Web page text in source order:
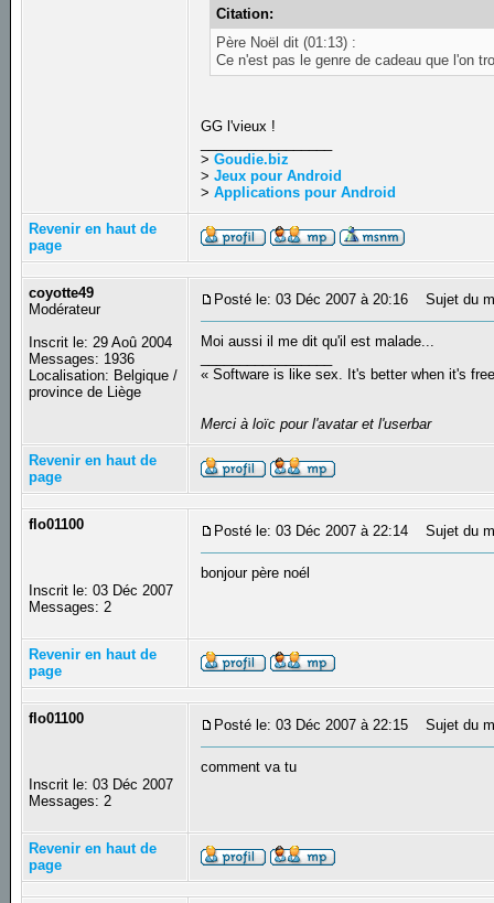
Citation:
Père Noël dit (01:13) :
Ce n'est pas le genre de cadeau que l'on
GG l'vieux !
>Goudie.biz
>Jeux pour Android
>Applications pour Android
Revenir en haut de
page
coyotte49
Modérateur
Inscrit le: 29 Aoû 2004
Messages: 1936
Localisation: Belgique /
province de Liège
Posté le: 03 Déc 2007 à 20:16 Sujet du
Moi aussi il me dit qu'il est malade...
« Software is like sex. It's better when it's
Merci à loïc pour l'avatar et l'userbar
Revenir en haut de
page
flo01100
Inscrit le: 03 Déc 2007
Messages: 2
Posté le: 03 Déc 2007 à 22:14 Sujet du
bonjour père noél
Revenir en haut de
page
flo01100
Inscrit le: 03 Déc 2007
Messages: 2
Posté le: 03 Déc 2007 à 22:15 Sujet du
comment va tu
Revenir en haut de
page